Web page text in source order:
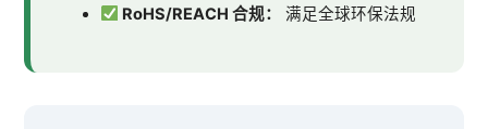
RoHS/REACH 合规：
满足全球环保法规